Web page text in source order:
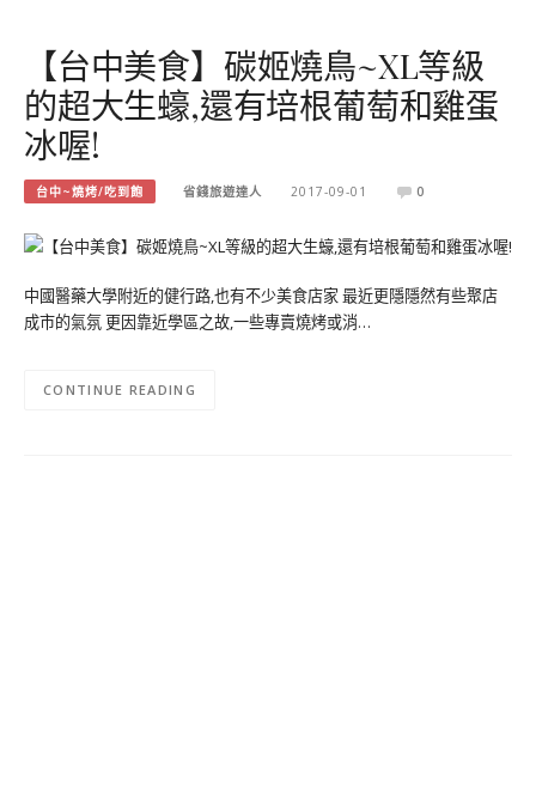
【台中美食】碳姬燒鳥~XL等級
的超大生蠔,還有培根葡萄和雞蛋
冰喔!
台中~燒烤/吃到飽 省錢旅遊達人 2017-09-01 0
中國醫藥大學附近的健行路,也有不少美食店家 最近更隱隱然有些聚店
成市的氣氛 更因靠近學區之故,一些專賣燒烤或消…
CONTINUE READING